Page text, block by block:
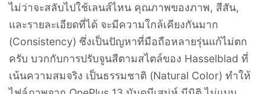
ไม่ว่าจะสลับไปใช้เลนส์ไหน คุณภาพของภาพ, สีสัน,
และรายละเอียดที่ได้ จะมีความใกล้เคียงกันมาก
(Consistency) ซึ่งเป็นปัญหาที่มือถือหลายรุ่นแก้ไม่ตก
ครับ บวกกับการปรับจูนสีตามสไตล์ของ Hasselblad ที่
เน้นความสมจริง เป็นธรรมชาติ (Natural Color) ทำให้